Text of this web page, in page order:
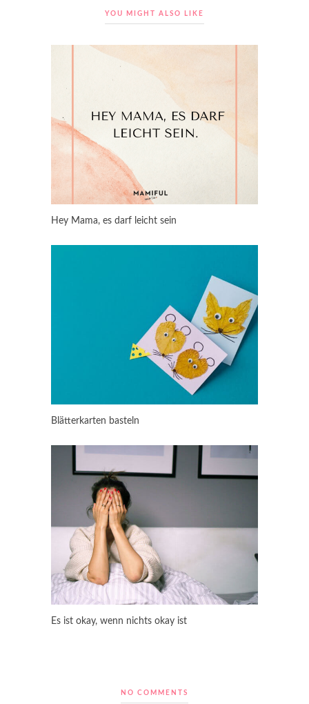
YOU MIGHT ALSO LIKE
Hey Mama, es darf leicht sein
Blätterkarten basteln
Es ist okay, wenn nichts okay ist
NO COMMENTS